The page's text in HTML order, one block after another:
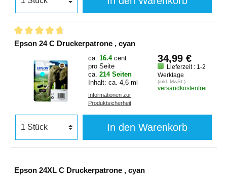
Epson 24 C Druckerpatrone , cyan
ca. 16.4 cent
pro Seite
ca. 214 Seiten
Inhalt: ca. 4,6 ml
Informationen zur
Produktsicherheit
34,99 €
Lieferzeit : 1-2
Werktage
(inkl. MwSt.)
versandkostenfrei
In den Warenkorb
Epson 24XL C Druckerpatrone , cyan